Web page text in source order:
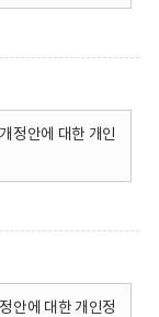
정안에 대한 개인
안에 대한 개인정